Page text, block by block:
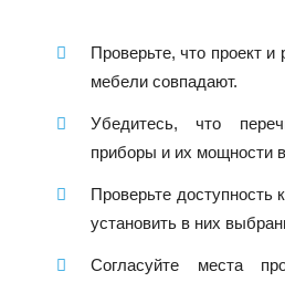
Проверьте, что проект
мебели совпадают.
Убедитесь, что
приборы и их мощности
Проверьте доступность
установить в них
Согласуйте места